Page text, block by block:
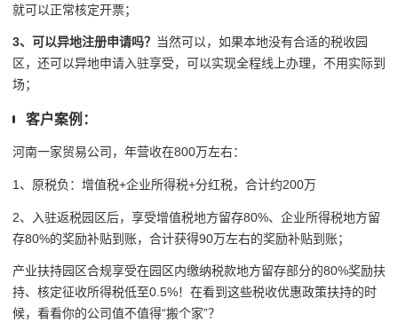
就可以正常核定开票；
3、可以异地注册申请吗？ 当然可以， 如果本地没有合适的税收园
区，还可以异地申请入驻享受，可以实现全程线上办理，不用实际到
场；
客户案例：
河南一家贸易公司，年营收在800万左右：
1、原税负：增值税+企业所得税+分红税，合计约200万
2、入驻返税园区后，享受增值税地方留存80%、企业所得税地方留
存80%的奖励补贴到账，合计获得90万左右的奖励补贴到账；
产业扶持园区合规享受在园区内缴纳税款地方留存部分的80%奖励扶
持、核定征收所得税低至0.5%！ 在看到这些税收优惠政策扶持的时
候，看看你的公司值不值得“搬个家”？